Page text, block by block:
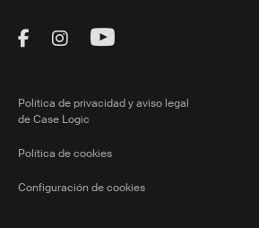
Visit Thule on Facebook
Visit Thule on
Visit Thule on
Política de privacidad y aviso legal
de Case Logic
Política de cookies
Configuración de cookies